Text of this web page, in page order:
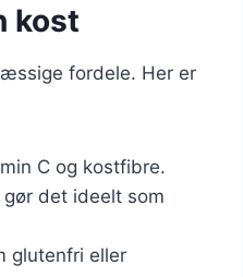
kost
fordele. Her er
C og kostfibre.
det ideelt som
glutenfri eller